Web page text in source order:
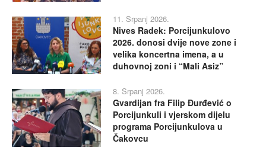
11. Srpanj 2026.
Nives Radek: Porcijunkulovo
2026. donosi dvije nove zone i
velika koncertna imena, a u
duhovnoj zoni i “Mali Asiz”
8. Srpanj 2026.
Gvardijan fra Filip Đurđević o
Porcijunkuli i vjerskom dijelu
programa Porcijunkulova u
Čakovcu